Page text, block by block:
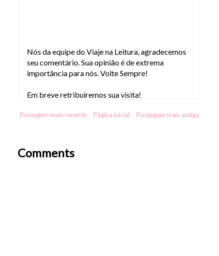
Nós da equipe do Viaje na Leitura, agradecemos
seu comentário. Sua opinião é de extrema
importância para nós. Volte Sempre!
Em breve retribuiremos sua visita!
Postagem mais recente Postagem mais antiga
Página inicial
Comments